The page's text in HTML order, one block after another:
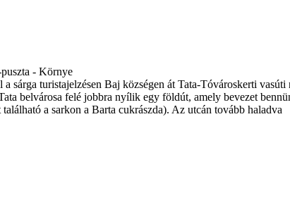
- Környe
sárga turistajelzésen Baj községen át Tata-Tóvároskerti
belvárosa felé jobbra nyílik egy földút, amely bevezet
a sarkon a Barta cukrászda). Az utcán tovább haladva